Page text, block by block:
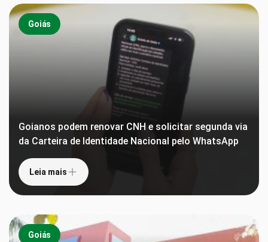
Goiás
Goianos podem renovar CNH e solicitar segunda via
da Carteira de Identidade Nacional pelo WhatsApp
Leia mais
Goiás